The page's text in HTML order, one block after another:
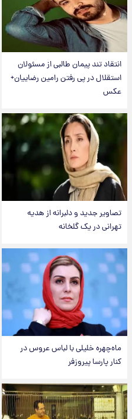
انتقاد تند پیمان طالبی از مسئولان
استقلال در پی رفتن رامین رضاییان+
عکس
تصاویر جدید و دلبرانه از هدیه
تهرانی در یک گلخانه
ماه‌چهره خلیلی با لباس عروس در
کنار پارسا پیروزفر